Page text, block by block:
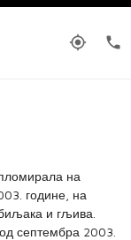
my_location phone
на
године, на
и гљива.
септембра 2003.